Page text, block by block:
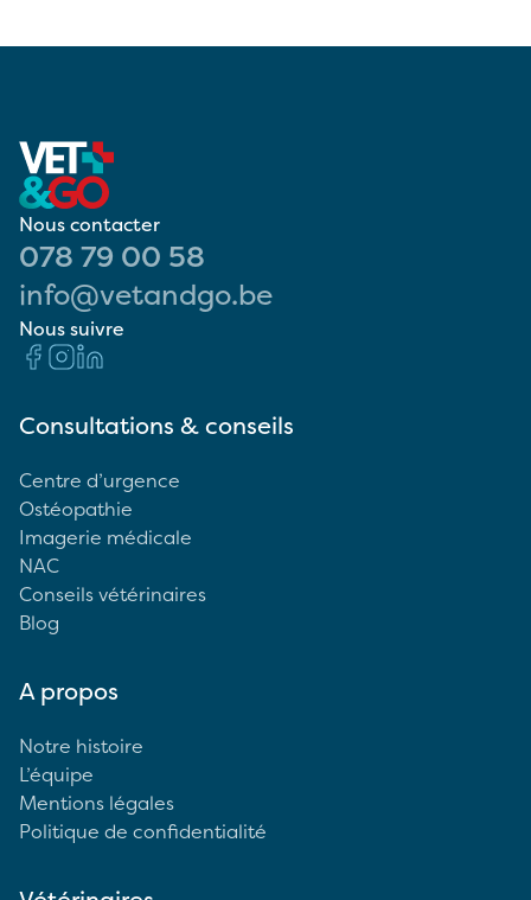
Nous contacter
078 79 00 58
info@vetandgo.be
Nous suivre
Consultations & conseils
Centre d’urgence
Ostéopathie
Imagerie médicale
NAC
Conseils vétérinaires
Blog
A propos
Notre histoire
L’équipe
Mentions légales
Politique de confidentialité